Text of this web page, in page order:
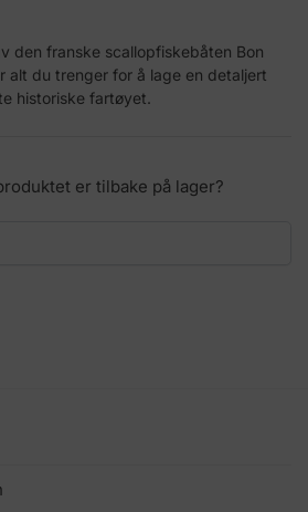
den franske scallopfiskebåten Bon
alt du trenger for å lage en detaljert
historiske fartøyet.
er tilbake på lager?